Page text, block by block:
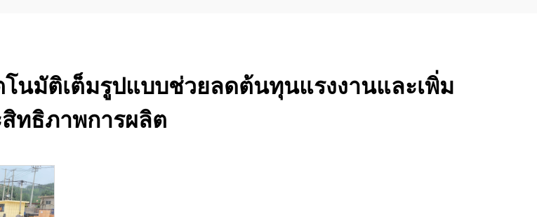
นมัติเต็มรูปแบบช่วยลดต้นทุนแรงงานและเพิ่ม
ทธิภาพการผลิต